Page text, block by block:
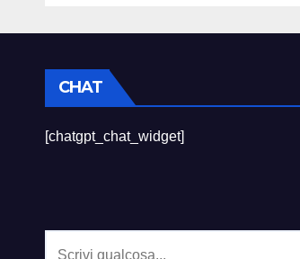
CHAT
[chatgpt_chat_widget]